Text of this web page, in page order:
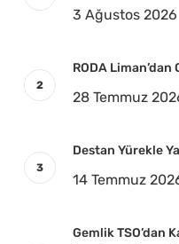
3 Ağustos 2026
RODA
28 Temmuz
Destan Yürekle
14 Temmuz
Gemlik TSO’dan